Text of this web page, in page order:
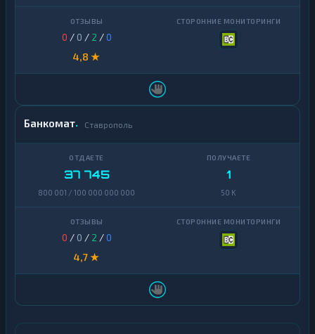
0 / 0 / 2 /0
4,8 ★
Банкомат Ставрополь
37 745
800 001 / 100 000 000 000
1
50 K
0 / 0 / 2 /0
4,7 ★